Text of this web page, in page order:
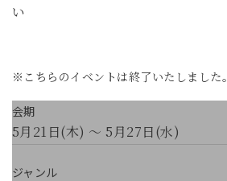
い
※こちらのイベントは終了いたしました。
会期
5月21日(木) ～ 5月27日(水)
ジャンル